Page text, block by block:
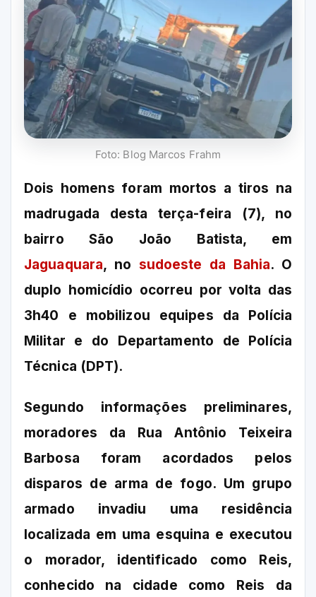
Foto: Blog Marcos Frahm
Dois homens foram mortos a tiros na
madrugada desta terça-feira (7), no
bairro São João Batista, em
Jaguaquara, no sudoeste da Bahia. O
duplo homicídio ocorreu por volta das
3h40 e mobilizou equipes da Polícia
Militar e do Departamento de Polícia
Técnica (DPT).
Segundo informações preliminares,
moradores da Rua Antônio Teixeira
Barbosa foram acordados pelos
disparos de arma de fogo. Um grupo
armado invadiu uma residência
localizada em uma esquina e executou
o morador, identificado como Reis,
conhecido na cidade como Reis da